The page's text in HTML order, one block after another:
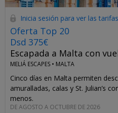
Inicia sesión para ver las
Oferta Top 20
Dsd 375€
Escapada a Malta con
MELIÁ ESCAPES • MALTA
Cinco días en Malta permiten
amuralladas, calas y St. Julian’s
menos.
DE AGOSTO A OCTUBRE DE 2026